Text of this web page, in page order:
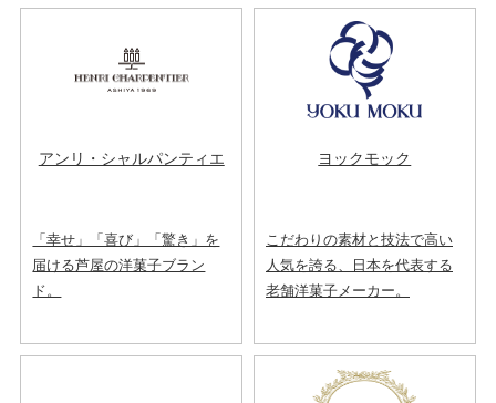
アンリ・シャルパンティエ
「幸せ」「喜び」「驚き」を
届ける芦屋の洋菓子ブラン
ド。
ヨックモック
こだわりの素材と技法で高い
人気を誇る、日本を代表する
老舗洋菓子メーカー。